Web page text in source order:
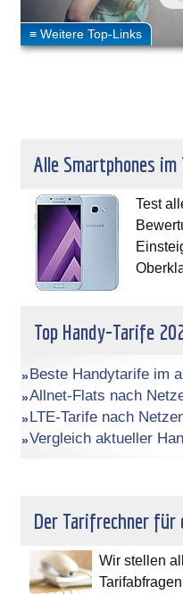
Alle Smartphones
Test
Top Handy-Tarife
Beste Handytarife im
Allnet-Flats nach
LTE-Tarife nach
Vergleich aktueller
Der Tarifrechner für
Wir stellen